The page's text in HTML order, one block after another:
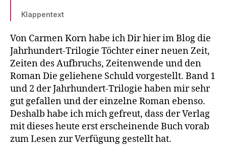
Klappentext
Von Carmen Korn habe ich Dir hier im Blog die
Jahrhundert-Trilogie Töchter einer neuen Zeit,
Zeiten des Aufbruchs, Zeitenwende und den
Roman Die geliehene Schuld vorgestellt. Band 1
und 2 der Jahrhundert-Trilogie haben mir sehr
gut gefallen und der einzelne Roman ebenso.
Deshalb habe ich mich gefreut, dass der Verlag
mit dieses heute erst erscheinende Buch vorab
zum Lesen zur Verfügung gestellt hat.